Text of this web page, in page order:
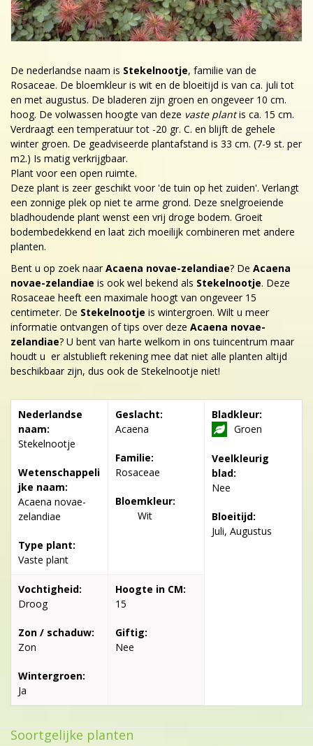
De nederlandse naam is Stekelnootje, familie van de
Rosaceae. De bloemkleur is wit en de bloeitijd is van ca. juli tot
en met augustus. De bladeren zijn groen en ongeveer 10 cm.
hoog. De volwassen hoogte van deze vaste plantis ca. 15 cm.
Verdraagt een temperatuur tot -20 gr. C. en blijft de gehele
winter groen. De geadviseerde plantafstand is 33 cm. (7-9 st. per
m2.) Is matig verkrijgbaar.
Plant voor een open ruimte.
Deze plant is zeer geschikt voor 'de tuin op het zuiden'. Verlangt
een zonnige plek op niet te arme grond. Deze snelgroeiende
bladhoudende plant wenst een vrij droge bodem. Groeit
bodembedekkend en laat zich moeilijk combineren met andere
planten.
Bent u op zoek naarAcaena novae-zelandiae? De Acaena
novae-zelandiae is ook wel bekend als Stekelnootje. Deze
Rosaceae heeft een maximale hoogt van ongeveer 15
centimeter. De Stekelnootje is wintergroen. Wilt u meer
informatie ontvangen of tips over deze Acaena novae-
zelandiae? U bent van harte welkom in ons tuincentrum maar
houdt u er alstublieft rekening mee dat niet alle planten altijd
beschikbaar zijn, dus ook de Stekelnootje niet!
Nederlandse
naam:
Stekelnootje
Wetenschappeli
jke naam:
Acaena novae-
zelandiae
Type plant:
Vaste plant
Geslacht:
Acaena
Familie:
Rosaceae
Bloemkleur:
Wit
Bladkleur:
Groen
Veelkleurig
blad:
Nee
Bloeitijd:
Juli, Augustus
Vochtigheid:
Droog
Zon / schaduw:
Zon
Wintergroen:
Ja
Hoogte in CM:
15
Giftig:
Nee
Soortgelijke planten